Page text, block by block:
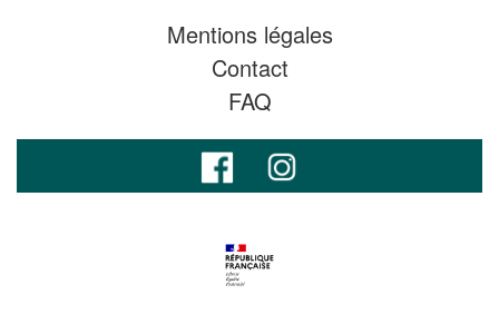
Mentions légales
Contact
FAQ